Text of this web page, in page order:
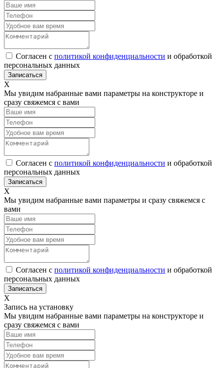
Согласен с политикой конфиденциальности и обработкой
персональных данных
Х
Мы увидим набранные вами параметры на конструкторе и
сразу свяжемся с вами
Согласен с политикой конфиденциальности и обработкой
персональных данных
Х
Мы увидим набранные вами параметры и сразу свяжемся с
вами
Согласен с политикой конфиденциальности и обработкой
персональных данных
Х
Запись на установку
Мы увидим набранные вами параметры на конструкторе и
сразу свяжемся с вами